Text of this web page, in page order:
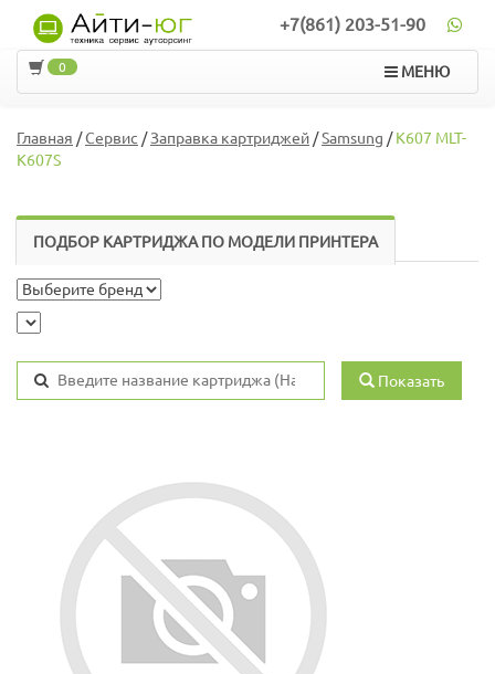
+7(861) 203-51-90
МЕНЮ
0
Главная /Сервис /Заправка картриджей/Samsung /K607 MLT-
K607S
ПОДБОР КАРТРИДЖА ПО МОДЕЛИ ПРИНТЕРА
Показать